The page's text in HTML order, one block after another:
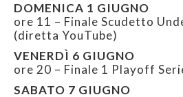
DOMENICA 1 GIUGNO
ore 11 – Finale Scudetto
(diretta YouTube)
VENERDÌ 6 GIUGNO
ore 20 – Finale 1 Playoff
SABATO 7 GIUGNO